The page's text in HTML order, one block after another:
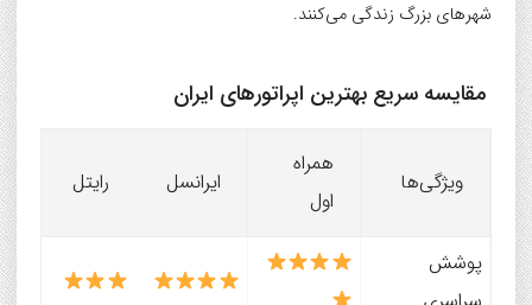
شهرهای بزرگ زندگی می‌کنند.
مقایسه سریع بهترین اپراتورهای ایران
ویژگی‌ها
همراه
اول
ایرانسل رایتل
پوشش